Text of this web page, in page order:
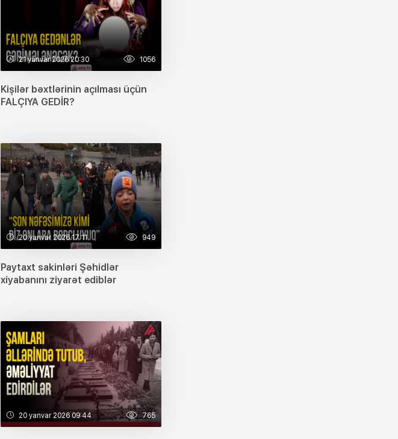
21 yanvar 2026 20:30 1056
Kişilər bəxtlərinin açılması üçün
FALÇIYA GEDİR?
20 yanvar 2026 17:11 949
Paytaxt sakinləri Şəhidlər
xiyabanını ziyarət ediblər
20 yanvar 2026 09:44 765